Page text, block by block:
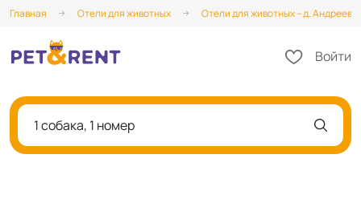
Главная Отели для животных Отели для животных – д.
Войти
1 собака, 1 номер